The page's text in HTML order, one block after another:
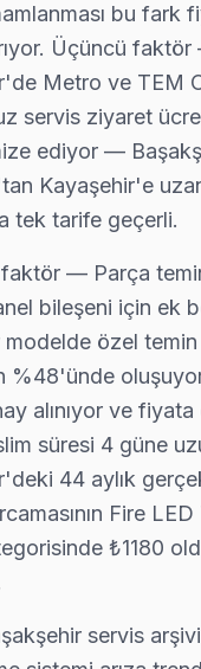
JVC TV Servisi
projelerinin
JVC TV Servisi
yeni konut
JVC TV Servisi
açısından
TV Servisi
konut projeleri ile
JVC TV Servisi
mahallesi, çeşitli
vs Yenileme:
JVC TV tamir
için de benzer
bu fark
Üçüncü
Metro ve TEM
servis ziyaret
ediyor —
Kayaşehir'e
tek tarife geçerli.
— Parça
bileşeni için ek
özel
%48'ünde
alınıyor ve fiyata
süresi 4 güne
44 aylık
Fire
₺1180
servis